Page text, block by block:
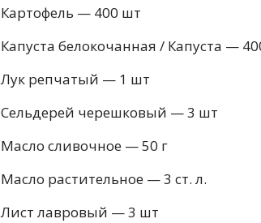
Картофель — 400 шт
Капуста белокочанная / Капустa —
Лук репчатый — 1 шт
Сельдерей черешковый — 3 шт
Масло сливочное — 50 г
Масло растительное — 3 ст. л.
Лист лавровый — 3 шт